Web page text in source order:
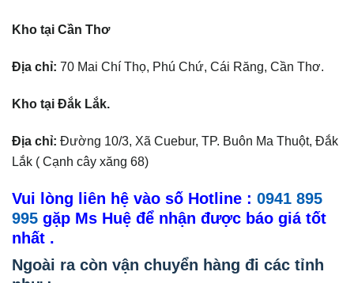
Kho tại Cần Thơ
Địa chỉ: 70 Mai Chí Thọ, Phú Chứ, Cái Răng, Cần Thơ.
Kho tại Đắk Lắk.
Địa chỉ: Đường 10/3, Xã Cuebur, TP. Buôn Ma Thuột, Đắk
Lắk ( Cạnh cây xăng 68)
Vui lòng liên hệ vào số Hotline : 0941 895
995 gặp Ms Huệ để nhận được báo giá tốt
nhất .
Ngoài ra còn vận chuyển hàng đi các tỉnh